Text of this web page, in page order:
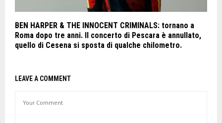
BEN HARPER & THE INNOCENT CRIMINALS: tornano a
Roma dopo tre anni. Il concerto di Pescara è annullato,
quello di Cesena si sposta di qualche chilometro.
LEAVE A COMMENT